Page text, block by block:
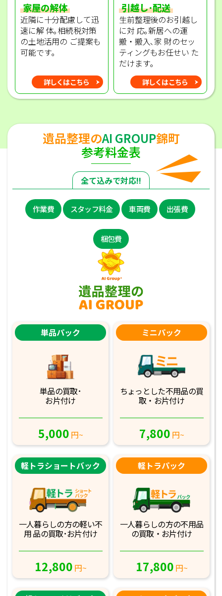
家屋の解体
近隣に十分配慮して迅
速に解 体｡相続税対策
の土地活用の ご提案も
可能です｡
詳しくはこちら
引越し･配送
生前整理後のお引越し
に対 応｡新居への運
搬・搬入､家 財のセッ
ティングもお任せい た
だけます｡
詳しくはこちら
遺品整理のAI GROUP錦町
参考料金表
全て込みで対応!!
作業費 スタッフ料金 車両費 出張費
梱包費
単品パック
単品の買取･
お片付け
5,000 円~
ミニパック
ちょっとした不用品の買
取・お片付け
7,800 円~
軽トラショートバック
一人暮らしの方の軽い不
用 品の買取･お片付け
12,800 円~
軽トラパック
一人暮らしの方の不用品
の買取・お片付け
17,800 円~